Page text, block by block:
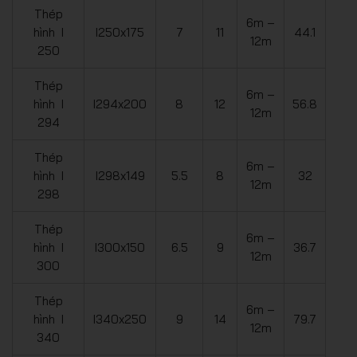
Thép
hình I
250
I250x175 7 11
6m –
12m
44.1
Thép
hình I
294
I294x200 8 12
6m –
12m
56.8
Thép
hình I
298
I298x149 5.5 8
6m –
12m
32
Thép
hình I
300
I300x150 6.5 9
6m –
12m
36.7
Thép
hình I
340
I340x250 9 14
6m –
12m
79.7